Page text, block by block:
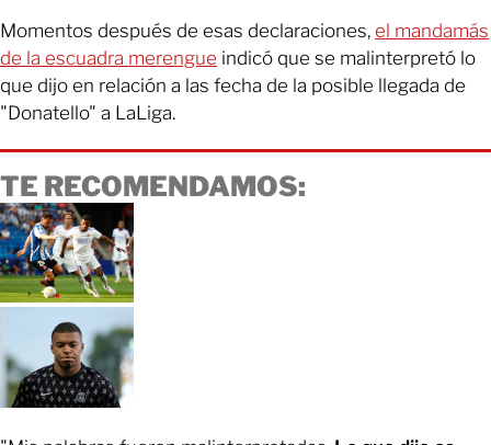
Momentos después de esas declaraciones, el mandamás
de la escuadra merengue indicó que se malinterpretó lo
que dijo en relación a las fecha de la posible llegada de
"Donatello" a LaLiga.
TE RECOMENDAMOS: